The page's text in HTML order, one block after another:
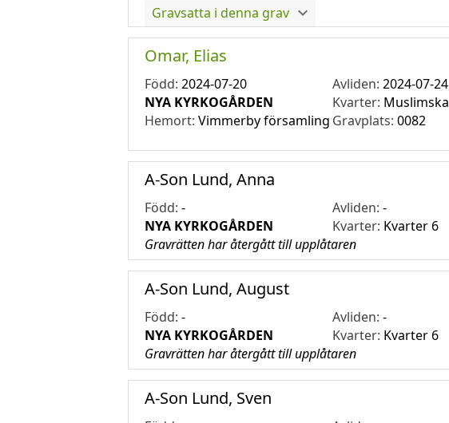
Gravsatta i denna grav
Omar, Elias
Född: 2024-07-20 Avliden:2024-07-24
NYA KYRKOGÅRDEN
Kvarter: Muslimska
Hemort: Vimmerby församling Gravplats:0082
A-Son Lund, Anna
Född: - Avliden:-
NYA KYRKOGÅRDEN
Kvarter: Kvarter 6
Gravrätten har återgått till upplåtaren
A-Son Lund, August
Född: - Avliden:-
NYA KYRKOGÅRDEN
Kvarter: Kvarter 6
Gravrätten har återgått till upplåtaren
A-Son Lund, Sven